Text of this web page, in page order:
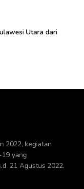
Utara dari
2022, kegiatan
yang
21 Agustus 2022.